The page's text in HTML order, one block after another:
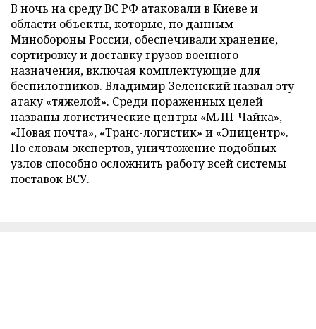
В ночь на среду ВС РФ атаковали в Киеве и
области объекты, которые, по данным
Минобороны России, обеспечивали хранение,
сортировку и доставку грузов военного
назначения, включая комплектующие для
беспилотников. Владимир Зеленский назвал эту
атаку «тяжелой». Среди пораженных целей
названы логистические центры «МЛП-Чайка»,
«Новая почта», «Транс-логистик» и «Эпицентр».
По словам экспертов, уничтожение подобных
узлов способно осложнить работу всей системы
поставок ВСУ.